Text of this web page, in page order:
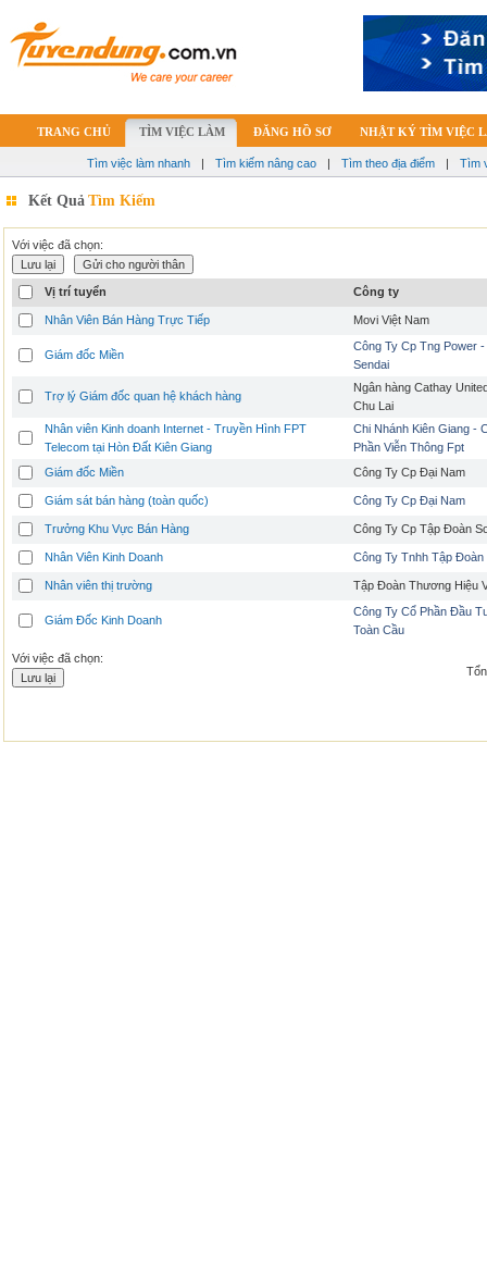
TRANG CHỦ TÌM VIỆC LÀM ĐĂNG HỒ SƠ NHẬT KÝ TÌM VIỆC
Tìm việc làm nhanh | Tìm kiếm nâng cao | Tìm theo địa điểm | Tìm
Kết Quả Tìm Kiếm
Với việc đã chọn:
Vị trí tuyển Công ty
Nhân Viên Bán Hàng Trực Tiếp Movi Việt Nam
Giám đốc Miền
Công Ty Cp Tng Power
Sendai
Trợ lý Giám đốc quan hệ khách hàng
Ngân hàng Cathay
Chu Lai
Nhân viên Kinh doanh Internet - Truyền Hình FPT
Telecom tại Hòn Đất Kiên Giang
Chi Nhánh Kiên Giang -
Phần Viễn Thông Fpt
Giám đốc Miền
Công Ty Cp Đại Nam
Giám sát bán hàng (toàn quốc) Công Ty Cp Đại Nam
Trưởng Khu Vực Bán Hàng Công Ty Cp Tập Đoàn
Nhân Viên Kinh Doanh Công Ty Tnhh Tập
Nhân viên thị trường Tập Đoàn Thương Hiệu
Giám Đốc Kinh Doanh
Công Ty Cổ Phần Đầu
Toàn Cầu
Với việc đã chọn: